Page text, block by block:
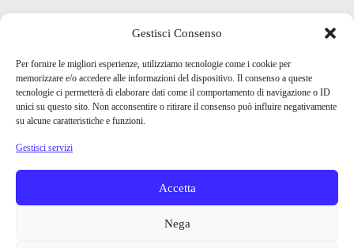
Gestisci Consenso
Per fornire le migliori esperienze, utilizziamo tecnologie come i cookie per
memorizzare e/o accedere alle informazioni del dispositivo. Il consenso a queste
tecnologie ci permetterà di elaborare dati come il comportamento di navigazione o ID
unici su questo sito. Non acconsentire o ritirare il consenso può influire negativamente
su alcune caratteristiche e funzioni.
Gestisci servizi
Accetta
Nega